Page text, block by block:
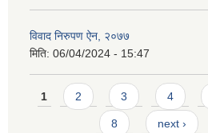
विवाद निरुपण ऐन, २०७७
मिति: 06/04/2024 - 15:47
Pages
1 2 3 4
8 next ›